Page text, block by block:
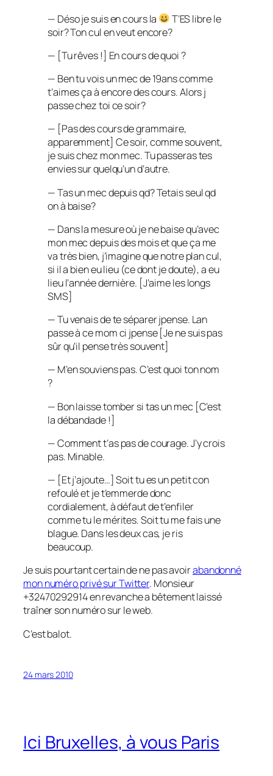
— Déso je suis en cours la
T’ES libre le
soir? Ton cul en veut encore?
— [Tu rêves !] En cours de quoi ?
— Ben tu vois un mec de 19ans comme
t’aimes ça à encore des cours. Alors j
passe chez toi ce soir?
— [Pas des cours de grammaire,
apparemment] Ce soir, comme souvent,
je suis chez mon mec. Tu passeras tes
envies sur quelqu’un d’autre.
— Tas un mec depuis qd? Tetais seul qd
on à baise?
— Dans la mesure où je ne baise qu’avec
mon mec depuis des mois et que ça me
va très bien, j’imagine que notre plan cul,
si il a bien eu lieu (ce dont je doute), a eu
lieu l’année dernière. [J’aime les longs
SMS]
— Tu venais de te séparer jpense. Lan
passe à ce mom ci jpense [Je ne suis pas
sûr qu’il pense très souvent]
— M’en souviens pas. C’est quoi ton nom
?
— Bon laisse tomber si tas un mec [C’est
la débandade !]
— Comment t’as pas de courage. J’y crois
pas. Minable.
— [Et j’ajoute…] Soit tu es un petit con
refoulé et je t’emmerde donc
cordialement, à défaut de t’enfiler
comme tu le mérites. Soit tu me fais une
blague. Dans les deux cas, je ris
beaucoup.
Je suis pourtant certain de ne pas avoirabandonné
mon numéro privé sur Twitter. Monsieur
+32470292914 en revanche a bêtement laissé
traîner son numéro sur le web.
C’est balot.
24 mars 2010
Ici Bruxelles, à vous Paris